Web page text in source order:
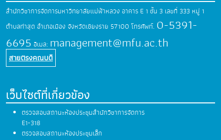
สำนักวิชาการจัดการมหาวิทยาลัยแม่ฟ้าหลวง อาคาร E 1 ชั้น 3 เลขที่ 333 หมู่ 1
ตำบลท่าสุด อำเภอเมือง จังหวัดเชียงราย 57100 โทรศัพท์. 0-5391-
6695 อีเมล: management@mfu.ac.th
สายตรงคณบดี
เว็บไซต์ที่เกี่ยวข้อง
ตรวจสอบสถานะห้องประชุมสำนักวิชาการจัดการ
E1-318
ตรวจสอบสถานะห้องประชุมเล็ก